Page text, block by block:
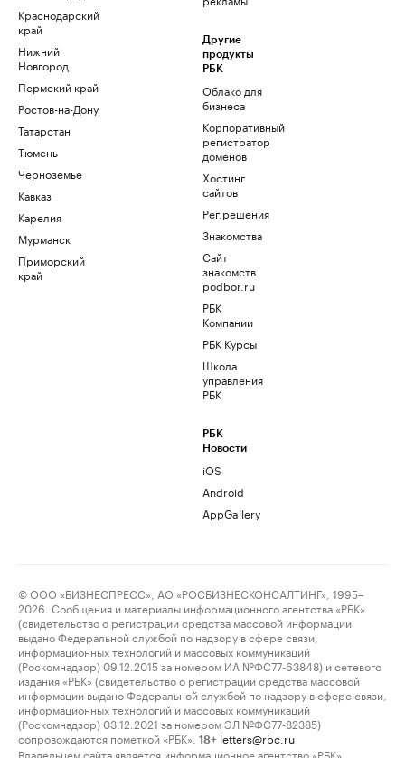
Краснодарский
край
Нижний
Новгород
Пермский край
Ростов-на-Дону
Татарстан
Тюмень
Черноземье
Кавказ
Карелия
Мурманск
Приморский
край
Другие
продукты
РБК
Облако для
бизнеса
Корпоративный
регистратор
доменов
Хостинг
сайтов
Рег.решения
Знакомства
Сайт
знакомств
podbor.ru
РБК
Компании
РБК Курсы
Школа
управления
РБК
РБК
Новости
iOS
Android
AppGallery
© ООО «БИЗНЕСПРЕСС», АО «РОСБИЗНЕСКОНСАЛТИНГ», 1995–
2026. Сообщения и материалы информационного агентства «РБК»
(свидетельство о регистрации средства массовой информации
выдано Федеральной службой по надзору в сфере связи,
информационных технологий и массовых коммуникаций
(Роскомнадзор) 09.12.2015 за номером ИА №ФС77-63848) и сетевого
издания «РБК» (свидетельство о регистрации средства массовой
информации выдано Федеральной службой по надзору в сфере связи,
информационных технологий и массовых коммуникаций
(Роскомнадзор) 03.12.2021 за номером ЭЛ №ФС77-82385)
сопровождаются пометкой «РБК».
18+ letters@rbc.ru
Владельцем сайта является информационное агентство «РБК».